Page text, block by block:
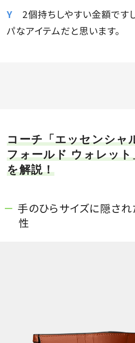
Y 2個持ちしやすい金額です
パなアイテムだと思います。
コーチ「エッセンシャ
フォールド ウォレッ
を解説！
手のひらサイズに隠され
性